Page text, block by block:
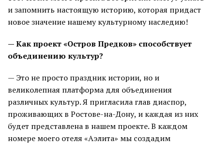
и запомнить настоящую историю, которая придаст
новое значение нашему культурному наследию!
— Как проект «Остров Предков» способствует
объединению культур?
— Это не просто праздник истории, но и
великолепная платформа для объединения
различных культур. Я пригласила глав диаспор,
проживающих в Ростове-на-Дону, и каждая из них
будет представлена в нашем проекте. В каждом
номере моего отеля «Аэлита» мы создадим